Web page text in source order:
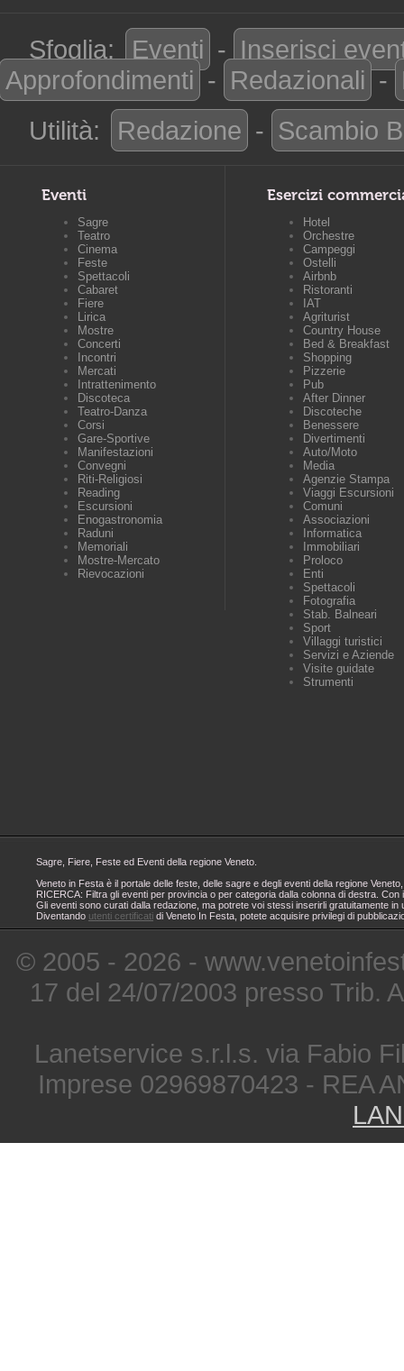
Sfoglia: Eventi - Inserisci
Approfondimenti - Redazionali -
Utilità:
Redazione - Scambio
Eventi
Sagre
Teatro
Cinema
Feste
Spettacoli
Cabaret
Fiere
Lirica
Mostre
Concerti
Incontri
Mercati
Intrattenimento
Discoteca
Teatro-Danza
Corsi
Gare-Sportive
Manifestazioni
Convegni
Riti-Religiosi
Reading
Escursioni
Enogastronomia
Raduni
Memoriali
Mostre-Mercato
Rievocazioni
Esercizi
Hotel
Orchestre
Campeggi
Ostelli
Airbnb
Ristoranti
IAT
Agriturist
Country House
Bed & Breakfast
Shopping
Pizzerie
Pub
After Dinner
Discoteche
Benessere
Divertimenti
Auto/Moto
Media
Agenzie Stampa
Viaggi Escursioni
Comuni
Associazioni
Informatica
Immobiliari
Proloco
Enti
Spettacoli
Fotografia
Stab. Balneari
Sport
Villaggi turistici
Servizi e Aziende
Visite guidate
Strumenti
Sagre, Fiere, Feste ed Eventi della regione Veneto.
Veneto in Festa è il portale delle feste, delle sagre e degli eventi della regione
RICERCA: Filtra gli eventi per provincia o per categoria dalla colonna di destra.
Gli eventi sono curati dalla redazione, ma potrete voi stessi inserirli gratuitamente
Diventando utenti certificati di Veneto In Festa, potete acquisire privilegi di
© 2005 - 2026 -
17 del 24/07/2003 presso Trib.
Lanetservice s.r.l.s. via Fabio
Imprese 02969870423 - REA